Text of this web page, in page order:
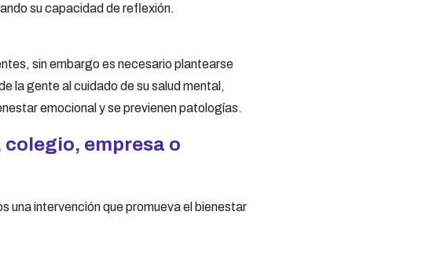
su capacidad de reflexión.
sin embargo es necesario plantearse
la gente al cuidado de su salud mental,
emocional y se previenen patologías.
empresa o
una intervención que promueva el bienestar